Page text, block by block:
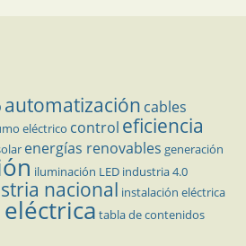
automatización cables
eléctrico control eficiencia
energías renovables generación
iluminación LED industria 4.0
nacional instalación eléctrica
tabla de contenidos